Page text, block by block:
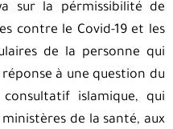
sur la pérmissibilité de
contre le Covid-19 et les
de la personne qui
à une question du
islamique, qui
de la santé, aux